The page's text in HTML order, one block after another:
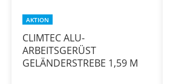
AKTION
CLIMTEC ALU-
ARBEITSGERÜST
GELÄNDERSTREBE 1,59 M